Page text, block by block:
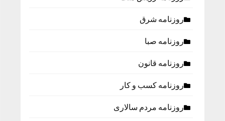
روزنامه شرق
روزنامه صبا
روزنامه قانون
روزنامه كسب و كار
روزنامه مردم سالاری